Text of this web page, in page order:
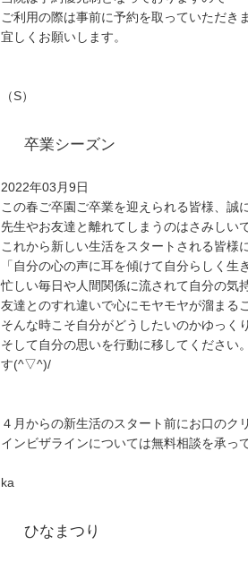
ご利用の際は事前に予約を取っていただき
宜しくお願いします。
（S）
卒業シーズン
2022年03月9日
この春ご卒園ご卒業を迎えられる皆様、誠
先生やお友達と離れてしまうのはさみしい
これから新しい生活をスタートされる皆様
「自分の心の声に耳を傾けて自分らしく生
忙しい毎日や人間関係に流されて自分の気
友達とのすれ違いで心にモヤモヤが溜まる
そんな時こそ自分がどうしたいのかゆっく
そして自分の思いを行動に移してください
す(^▽^)/
４月からの新生活のスタート前にお口のク
インビザラインについては無料相談を承っ
ka
ひなまつり